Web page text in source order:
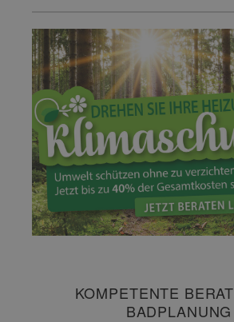
KOMPETENTE
BADPLANUNG